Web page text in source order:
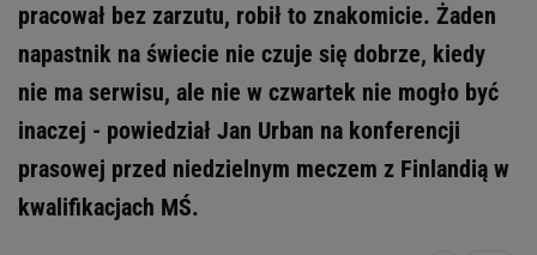
pracował bez zarzutu, robił to znakomicie. Żaden
napastnik na świecie nie czuje się dobrze, kiedy
nie ma serwisu, ale nie w czwartek nie mogło być
inaczej - powiedział Jan Urban na konferencji
prasowej przed niedzielnym meczem z Finlandią w
kwalifikacjach MŚ.